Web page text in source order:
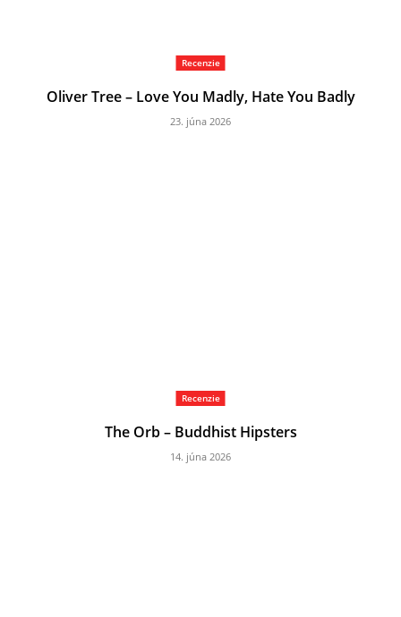
Recenzie
Oliver Tree – Love You Madly, Hate You Badly
23. júna 2026
Recenzie
The Orb – Buddhist Hipsters
14. júna 2026